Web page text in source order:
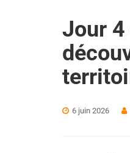
Jour 4
6 juin 2026